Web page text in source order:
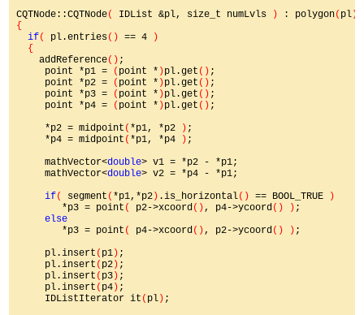
CQTNode::CQTNode( IDList &pl, size_t numLvls ) : polygon( pl )
{
if( pl.entries() == 4
)
  {
addReference() ;
     point *p1 =
( point * )pl.get () ;
     point *p2 =
( point * )pl.get () ;
     point *p3 =
( point * )pl.get () ;
     point *p4 =
( point * )pl.get () ;
     *p2 = midpoint
( *p1, *p2 ) ;
     *p4 = midpoint
( *p1, *p4 ) ;
     mathVector<
double> v1 = *p2 - *p1;
     mathVector<
double> v2 = *p4 - *p1;
if( segment ( *p1,*p2 ) .is_horizontal() == BOOL_TRUE
)
*p3 = point ( p2->xcoord(), p4->ycoord() ) ;
else
*p3 = point ( p4->xcoord(), p2->ycoord() ) ;
     pl.insert
( p1 ) ;
     pl.insert
( p2 ) ;
     pl.insert
( p3 ) ;
     pl.insert
( p4 ) ;
     IDListIterator it
( pl ) ;